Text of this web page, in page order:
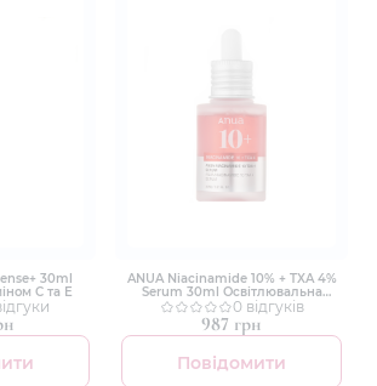
30ml
С та Е
ANUA Niacinamide 10% + TXA 4%
Serum 30ml Освітлювальна
сироватка з 10% ніацинамідом
0 відгуків
987 грн
Повідомити